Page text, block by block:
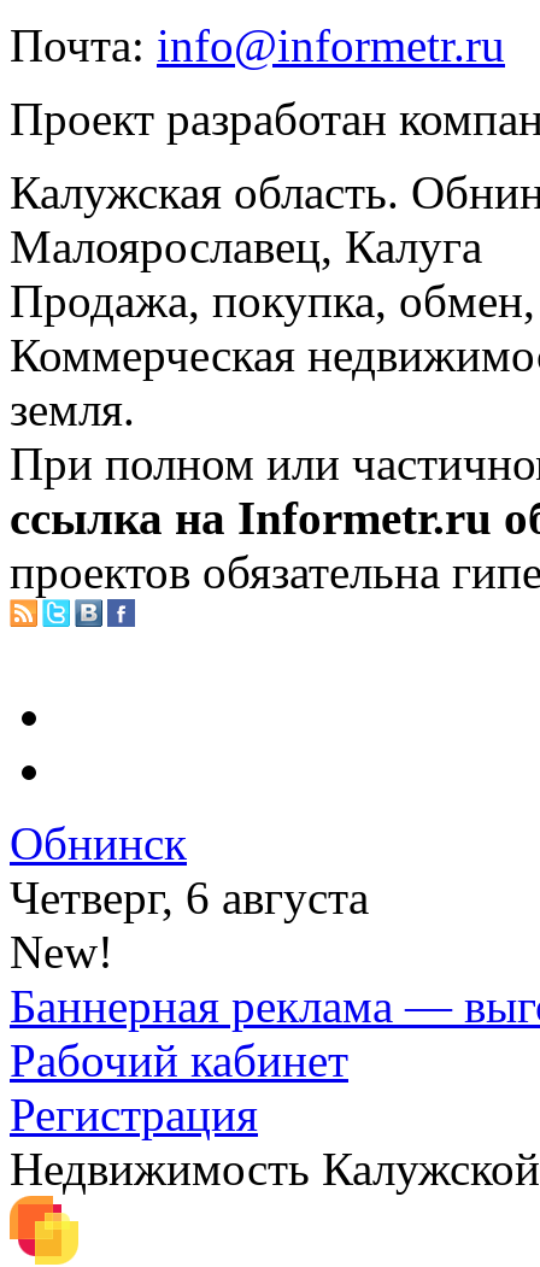
Почта: info@informetr.ru
Проект разработан
Калужская область.
Малоярославец, Калуга
Продажа, покупка, обмен,
Коммерческая
земля.
При полном или
ссылка на Informetr.ru
проектов обязательна
Обнинск
Четверг, 6 августа
New!
Баннерная реклама —
Рабочий кабинет
Регистрация
Недвижимость